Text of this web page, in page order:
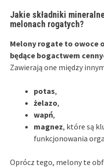
Jakie składniki
melonach rogatych?
Melony rogate to owoce
będące bogactwem
Zawierają one między
potas,
żelazo,
wapń,
magnez, które są
funkcjonowania
Oprócz tego, melony te